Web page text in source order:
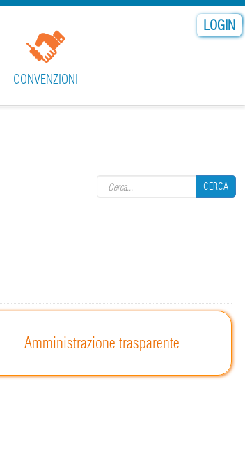
LOGIN
CERCA
CONVENZIONI
Amministrazione trasparente